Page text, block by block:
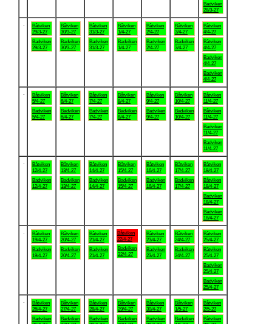
Badviken
28/3-27
Båtviken
29/3-27
Badviken
29/3-27
Båtviken
30/3-27
Badviken
30/3-27
Båtviken
31/3-27
Badviken
31/3-27
Båtviken
1/4-27
Badviken
1/4-27
Båtviken
2/4-27
Badviken
2/4-27
Båtviken
3/4-27
Badviken
3/4-27
Båtviken
4/4-27
Båtviken
4/4-27
Badviken
4/4-27
Badviken
4/4-27
Båtviken
5/4-27
Badviken
5/4-27
Båtviken
6/4-27
Badviken
6/4-27
Båtviken
7/4-27
Badviken
7/4-27
Båtviken
8/4-27
Badviken
8/4-27
Båtviken
9/4-27
Badviken
9/4-27
Båtviken
10/4-27
Badviken
10/4-27
Båtviken
11/4-27
Båtviken
11/4-27
Badviken
11/4-27
Badviken
11/4-27
Båtviken
12/4-27
Badviken
12/4-27
Båtviken
13/4-27
Badviken
13/4-27
Båtviken
14/4-27
Badviken
14/4-27
Båtviken
15/4-27
Badviken
15/4-27
Båtviken
16/4-27
Badviken
16/4-27
Båtviken
17/4-27
Badviken
17/4-27
Båtviken
18/4-27
Båtviken
18/4-27
Badviken
18/4-27
Badviken
18/4-27
Båtviken
19/4-27
Badviken
19/4-27
Båtviken
20/4-27
Badviken
20/4-27
Båtviken
21/4-27
Badviken
21/4-27
Båtviken
22/4-27
Badviken
22/4-27
Båtviken
23/4-27
Badviken
23/4-27
Båtviken
24/4-27
Badviken
24/4-27
Båtviken
25/4-27
Båtviken
25/4-27
Badviken
25/4-27
Badviken
25/4-27
Båtviken
26/4-27
Badviken
Båtviken
27/4-27
Badviken
Båtviken
28/4-27
Badviken
Båtviken
29/4-27
Badviken
Båtviken
30/4-27
Badviken
Båtviken
1/5-27
Badviken
Båtviken
2/5-27
Båtviken